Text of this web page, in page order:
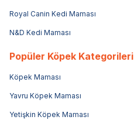
Royal Canin Kedi Maması
N&D Kedi Maması
Popüler Köpek Kategorileri
Köpek Maması
Yavru Köpek Maması
Yetişkin Köpek Maması